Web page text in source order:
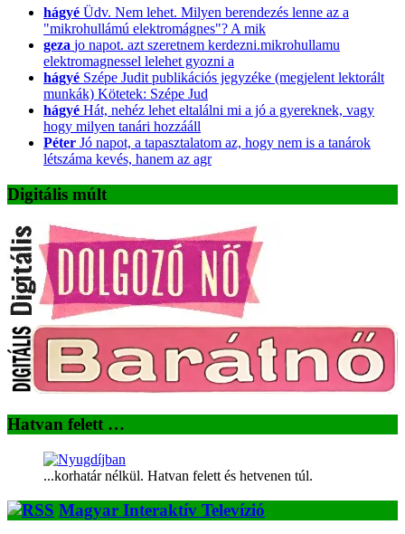
hágyé Üdv. Nem lehet. Milyen berendezés lenne az a
"mikrohullámú elektromágnes"? A mik
geza jo napot. azt szeretnem kerdezni.mikrohullamu
elektromagnessel lelehet gyozni a
hágyé Szépe Judit publikációs jegyzéke (megjelent lektorált
munkák) Kötetek: Szépe Jud
hágyé Hát, nehéz lehet eltalálni mi a jó a gyereknek, vagy
hogy milyen tanári hozzááll
Péter Jó napot, a tapasztalatom az, hogy nem is a tanárok
létszáma kevés, hanem az agr
Digitális múlt
Hatvan felett …
...korhatár nélkül. Hatvan felett és hetvenen túl.
Magyar Interaktív Televízió